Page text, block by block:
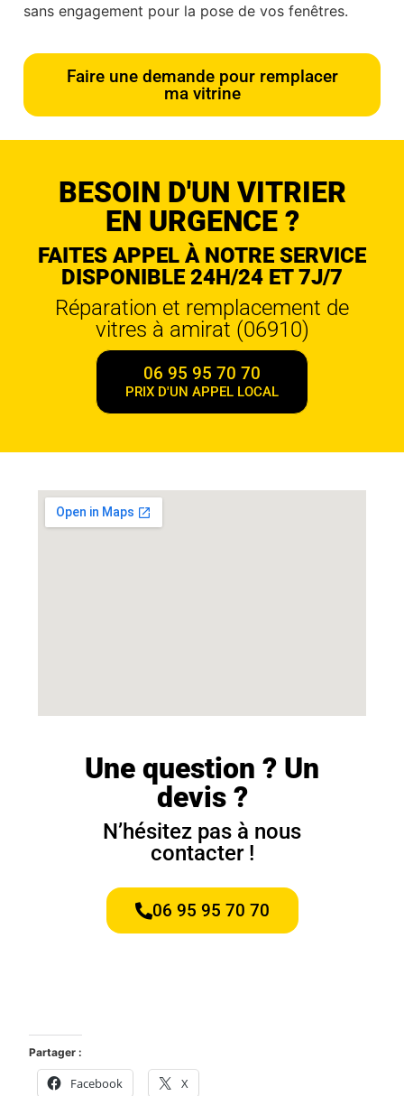
sans engagement pour la pose de vos fenêtres.
Faire une demande pour remplacer
ma vitrine
BESOIN D'UN VITRIER
EN URGENCE ?
FAITES APPEL À NOTRE SERVICE
DISPONIBLE 24H/24 ET 7J/7
Réparation et remplacement de
vitres à amirat (06910)
06 95 95 70 70
PRIX D'UN APPEL LOCAL
Une question ? Un
devis ?
N’hésitez pas à nous
contacter !
06 95 95 70 70
Partager :
Facebook X